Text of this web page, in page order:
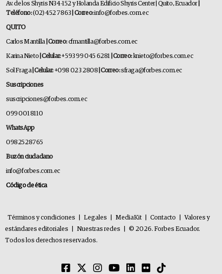
Av. de los Shyris N34-152 y Holanda Edificio Shyris Center | Quito, Ecuador
Teléfono:(02) 452 7863 | Correo:info@forbes.com.ec
QUITO
Carlos Mantilla | Correo:cfmantilla@forbes.com.ec
Karina Nieto | Celular:+593 99 045 6281 | Correo:knieto@forbes.com.ec
Sol Fraga| Celular:+098 023 2808 | Correo:sfraga@forbes.com.ec
Suscripciones
suscripciones@forbes.com.ec
099 001 8110
WhatsApp
0982528765
Buzón ciudadano
info@forbes.com.ec
Código de ética
Términos y condiciones Legales MediaKit Contacto
Valores y
estándares editoriales
Nuestras redes
© 2026. Forbes Ecuador.
Todos los derechos reservados.